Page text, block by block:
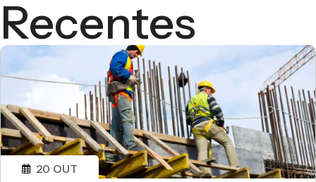
Recentes
20 OUT